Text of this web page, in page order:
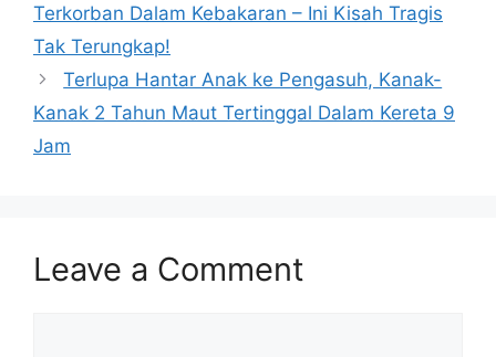
Terkorban Dalam Kebakaran – Ini Kisah Tragis
Tak Terungkap!
Terlupa Hantar Anak ke Pengasuh, Kanak-
Kanak 2 Tahun Maut Tertinggal Dalam Kereta 9
Jam
Leave a Comment